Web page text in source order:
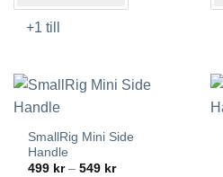
De
olika
väljas
på
+1 till
SmallRig Mini Side
Handle
499 kr – 549 krPrisintervall: